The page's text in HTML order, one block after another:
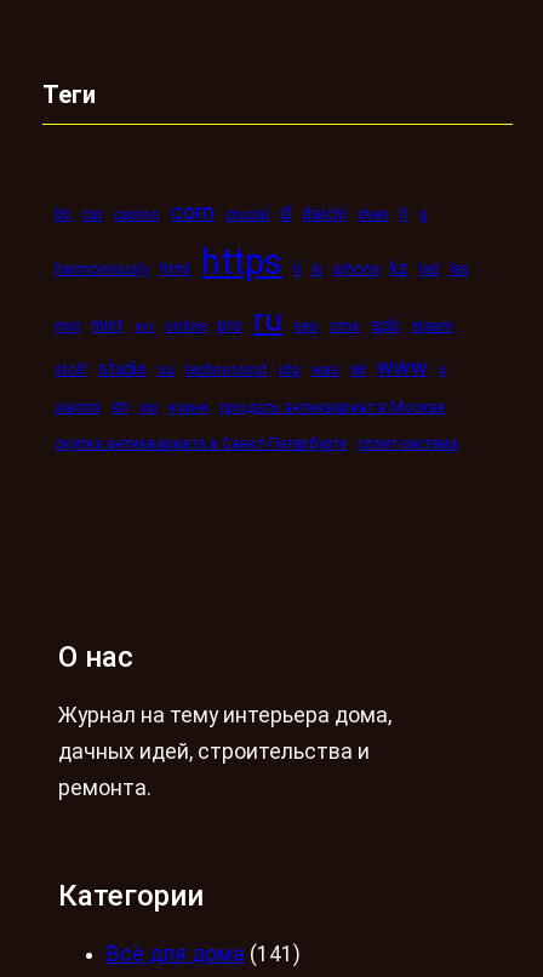
Теги
bb car casino com crucial d daichi dveri fi g
harmoniously html https ii iii iphone kz led les
mig mint mir online pro ru seo sms spb steam
stolf studio su technorosst utp was wi www x
xiaomi xn xxi кухни
продать антиквариат в Москве
скупка антиквариата в Санкт-Петербурге сплит-система
О нас
Журнал на тему интерьера дома,
дачных идей, строительства и
ремонта.
Категории
Всё для дома (141)